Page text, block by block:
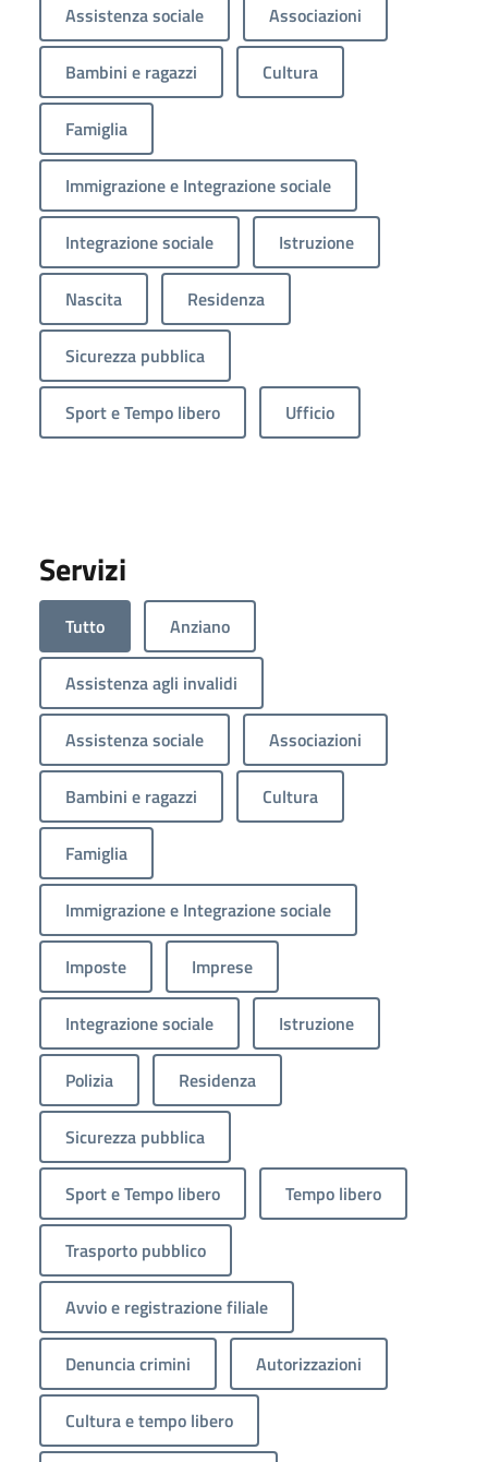
Assistenza sociale Associazioni
Bambini e ragazzi Cultura
Famiglia
Immigrazione e Integrazione sociale
Integrazione sociale Istruzione
Nascita Residenza
Sicurezza pubblica
Sport e Tempo libero Ufficio
Servizi
Tutto Anziano
Assistenza agli invalidi
Assistenza sociale Associazioni
Bambini e ragazzi Cultura
Famiglia
Immigrazione e Integrazione sociale
Imposte Imprese
Integrazione sociale Istruzione
Polizia Residenza
Sicurezza pubblica
Sport e Tempo libero Tempo libero
Trasporto pubblico
Avvio e registrazione filiale
Denuncia crimini Autorizzazioni
Cultura e tempo libero